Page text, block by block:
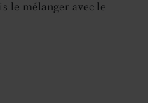
le mélanger avec le